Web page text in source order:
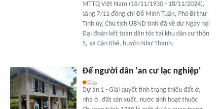
MTTQ Việt Nam (18/11/1930 - 18/11/2024),
sáng 7/11 đồng chí Đỗ Minh Tuấn, Phó Bí thư
Tỉnh ủy, Chủ tịch UBND tỉnh đã về dự Ngày hội
Đại đoàn kết toàn dân tộc tại khu dân cư thôn
5, xã Cán Khê, huyện Như Thanh.
Để người dân 'an cư lạc nghiệp'
Dự án 1 - Giải quyết tình trạng thiếu đất ở,
nhà ở, đất sản xuất, nước sinh hoạt thuộc